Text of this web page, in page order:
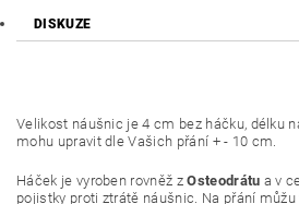
DISKUZE
Velikost náušnic je 4 cm bez háčku, délku
mohu upravit dle Vašich přání + - 10 cm.
Háček je vyroben rovněž zOsteodrátu a v
pojistky proti ztrátě náušnic. Na přání